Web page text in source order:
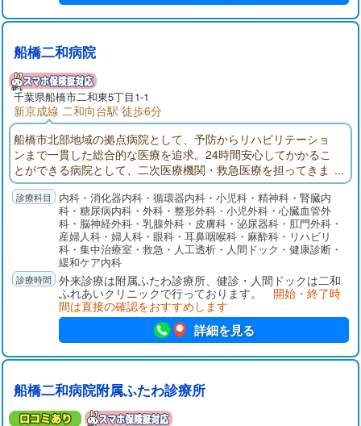
船橋二和病院
千葉県船橋市二和東5丁目1-1
新京成線 二和向台駅 徒歩6分
船橋市北部地域の拠点病院として、予防からリハビリテーショ
ンまで一貫した総合的な医療を追求。24時間安心してかかるこ
とができる病院として、二次医療機関・救急医療を担ってきま
した。船橋二和病院付属ふたわ診療所(主に外来部門)、ふれあい
クリニック（主に健診部門）、二和在宅介護支援センター、八
木が谷在宅介護支援センターでそれぞれ役割分担して連携を取
りながら、地域の皆様の健康を守ります。
内科・消化器内科・循環器内科・小児科・精神科・腎臓内
科・糖尿病内科・外科・整形外科・小児外科・心臓血管外
科・脳神経外科・乳腺外科・皮膚科・泌尿器科・肛門外科・
産婦人科・婦人科・眼科・耳鼻咽喉科・麻酔科・リハビリ
科・集中治療室・救急・人工透析・人間ドック・健康診断・
緩和ケア内科
外来診療は附属ふたわ診療所、健診・人間ドックは二和
ふれあいクリニックで行っております。 開始・終了時
間は直接の確認をおすすめします
詳細を見る
船橋二和病院附属ふたわ診療所